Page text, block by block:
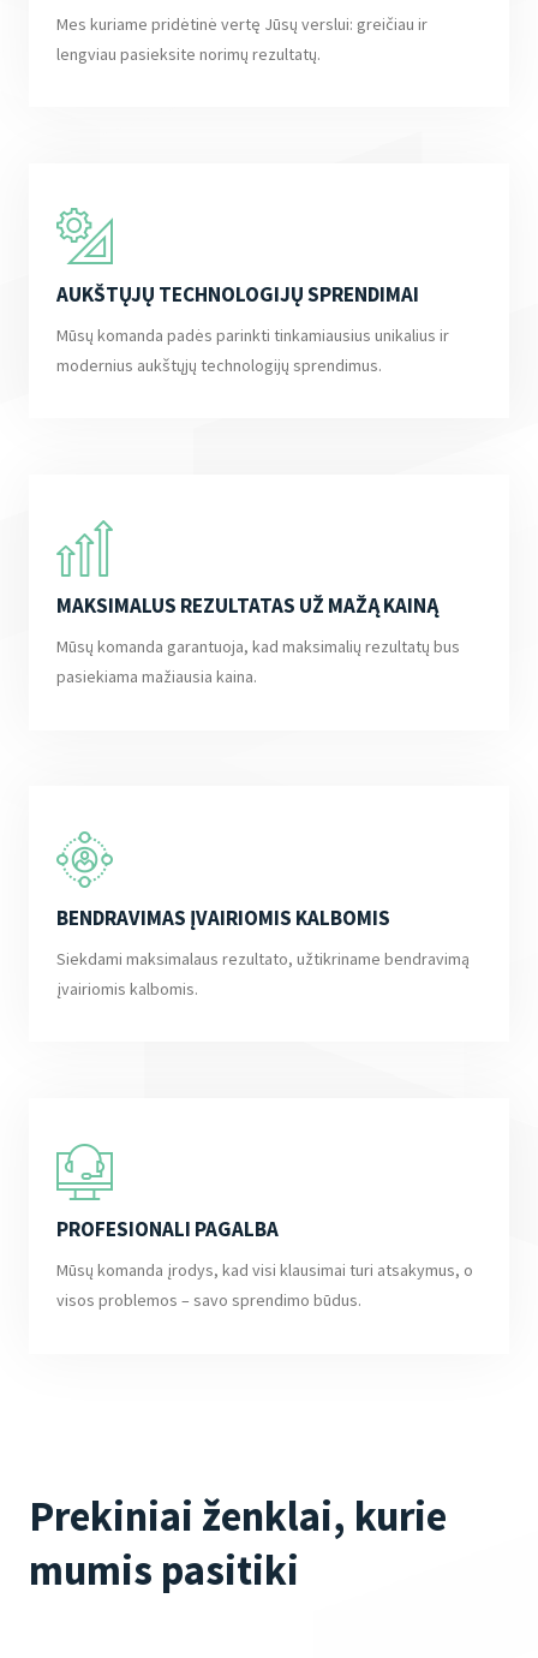
Mes kuriame pridėtinė vertę Jūsų verslui: greičiau ir
lengviau pasieksite norimų rezultatų.
AUKŠTŲJŲ TECHNOLOGIJŲ SPRENDIMAI
Mūsų komanda padės parinkti tinkamiausius unikalius ir
modernius aukštųjų technologijų sprendimus.
MAKSIMALUS REZULTATAS UŽ MAŽĄ KAINĄ
Mūsų komanda garantuoja, kad maksimalių rezultatų bus
pasiekiama mažiausia kaina.
BENDRAVIMAS ĮVAIRIOMIS KALBOMIS
Siekdami maksimalaus rezultato, užtikriname bendravimą
įvairiomis kalbomis.
PROFESIONALI PAGALBA
Mūsų komanda įrodys, kad visi klausimai turi atsakymus, o
visos problemos – savo sprendimo būdus.
Prekiniai ženklai, kurie
mumis pasitiki